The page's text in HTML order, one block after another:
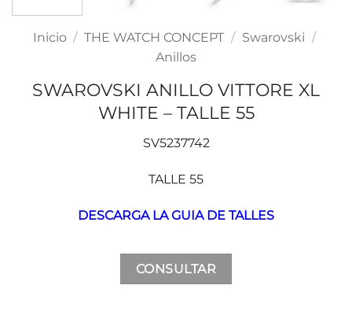
Inicio / THE WATCH CONCEPT / Swarovski /
Anillos
SWAROVSKI ANILLO VITTORE XL
WHITE – TALLE 55
SV5237742
TALLE 55
DESCARGA LA GUIA DE TALLES
CONSULTAR